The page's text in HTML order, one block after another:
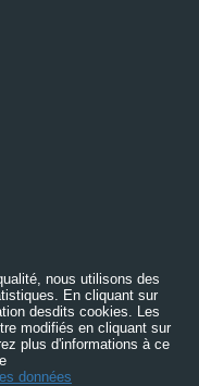
nous utilisons des
En cliquant sur
desdits cookies. Les
modifiés en cliquant sur
plus d'informations à ce
données